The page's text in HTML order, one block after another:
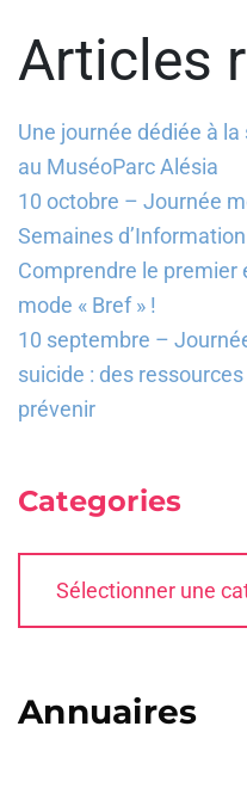
Articles
Une journée dédiée à
au MuséoParc Alésia
10 octobre – Journée
Semaines
Comprendre le
mode « Bref » !
10 septembre –
suicide : des
prévenir
Categories
Annuaires